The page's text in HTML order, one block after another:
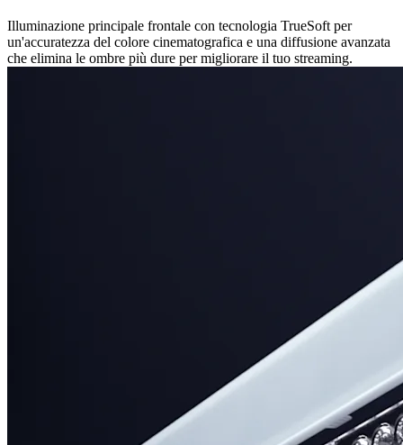
Illuminazione principale frontale con tecnologia TrueSoft per
un'accuratezza del colore cinematografica e una diffusione avanzata
che elimina le ombre più dure per migliorare il tuo streaming.